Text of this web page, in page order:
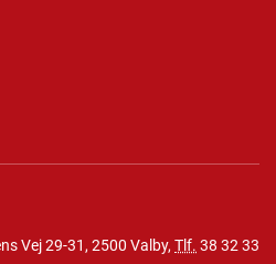
Vej 29-31, 2500 Valby, Tlf. 38 32 33